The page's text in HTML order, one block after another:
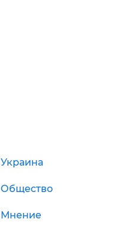
Украина
Общество
Мнение